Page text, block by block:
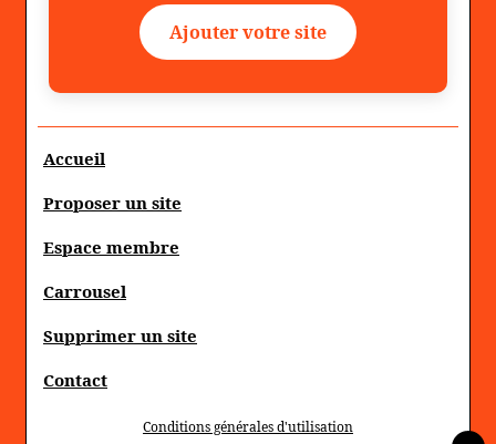
Ajouter votre site
Accueil
Proposer un site
Espace membre
Carrousel
Supprimer un site
Contact
Conditions générales d'utilisation